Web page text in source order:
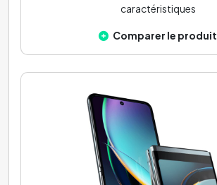
caractéristiques
Comparer le produit